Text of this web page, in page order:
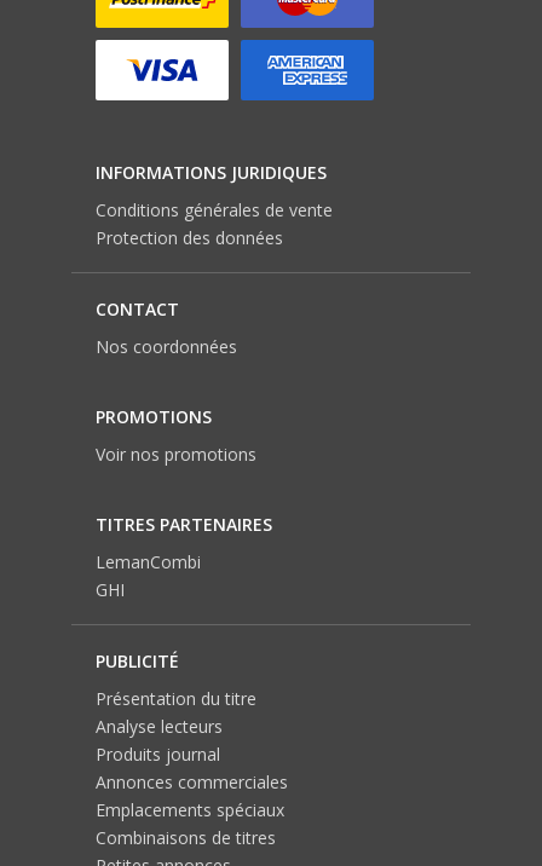
INFORMATIONS JURIDIQUES
Conditions générales de vente
Protection des données
CONTACT
Nos coordonnées
PROMOTIONS
Voir nos promotions
TITRES PARTENAIRES
LemanCombi
GHI
PUBLICITÉ
Présentation du titre
Analyse lecteurs
Produits journal
Annonces commerciales
Emplacements spéciaux
Combinaisons de titres